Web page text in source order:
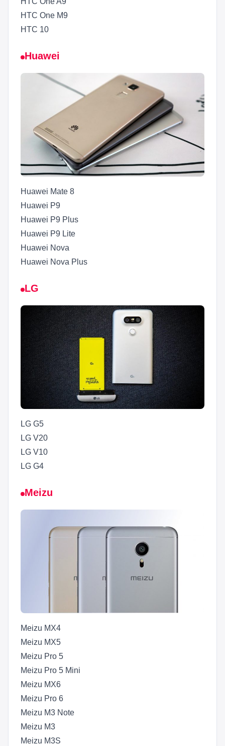
HTC One M9
HTC 10
Huawei
Huawei Mate 8
Huawei P9
Huawei P9 Plus
Huawei P9 Lite
Huawei Nova
Huawei Nova Plus
LG
LG G5
LG V20
LG V10
LG G4
Meizu
Meizu MX4
Meizu MX5
Meizu Pro 5
Meizu Pro 5 Mini
Meizu MX6
Meizu Pro 6
Meizu M3 Note
Meizu M3
Meizu M3S